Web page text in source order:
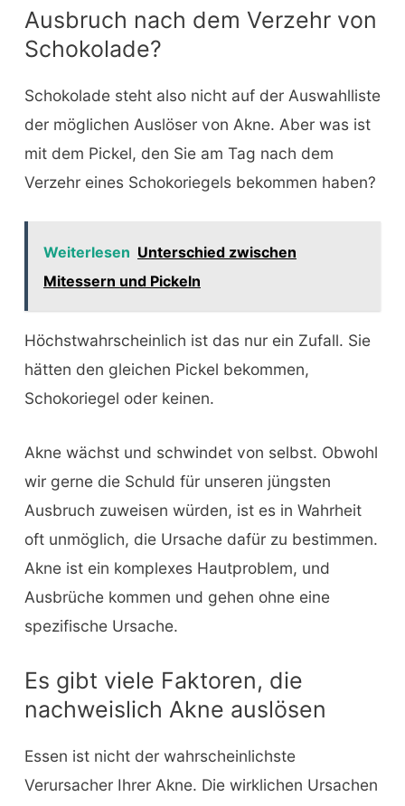
Ausbruch nach dem Verzehr von
Schokolade?
Schokolade steht also nicht auf der Auswahlliste
der möglichen Auslöser von Akne. Aber was ist
mit dem Pickel, den Sie am Tag nach dem
Verzehr eines Schokoriegels bekommen haben?
Weiterlesen Unterschied zwischen
Mitessern und Pickeln
Höchstwahrscheinlich ist das nur ein Zufall. Sie
hätten den gleichen Pickel bekommen,
Schokoriegel oder keinen.
Akne wächst und schwindet von selbst. Obwohl
wir gerne die Schuld für unseren jüngsten
Ausbruch zuweisen würden, ist es in Wahrheit
oft unmöglich, die Ursache dafür zu bestimmen.
Akne ist ein komplexes Hautproblem, und
Ausbrüche kommen und gehen ohne eine
spezifische Ursache.
Es gibt viele Faktoren, die
nachweislich Akne auslösen
Essen ist nicht der wahrscheinlichste
Verursacher Ihrer Akne. Die wirklichen Ursachen